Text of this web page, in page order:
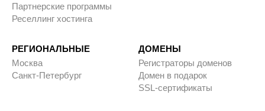
Партнерские программы
Реселлинг хостинга
РЕГИОНАЛЬНЫЕ
Москва
Санкт-Петербург
ДОМЕНЫ
Регистраторы доменов
Домен в подарок
SSL-сертификаты